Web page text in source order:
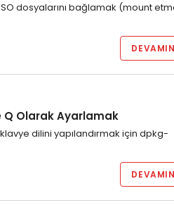
dosyalarını bağlamak (mount
Q Olarak Ayarlamak
dilini yapılandırmak için dpkg-